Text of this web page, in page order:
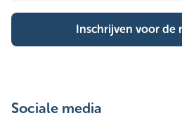
Sociale media